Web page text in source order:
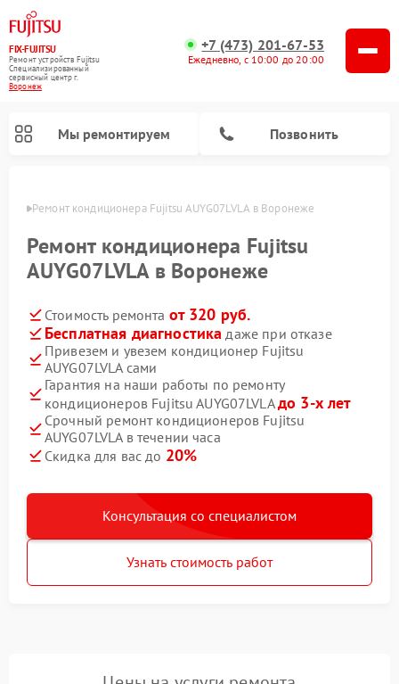
FIX-FUJITSU
Ремонт устройств Fujitsu
Специализированный
cервисный центр г.
Воронеж
+7 (473) 201-67-53
Ежедневно, с 10:00 до 20:00
Мы ремонтируем Позвонить
Ремонт кондиционера Fujitsu AUYG07LVLA в Воронеже
Ремонт кондиционера Fujitsu
AUYG07LVLA в Воронеже
Стоимость ремонта от 320 руб.
Бесплатная диагностика даже при отказе
Привезем и увезем кондиционер Fujitsu
AUYG07LVLA сами
Гарантия на наши работы по ремонту
кондиционеров Fujitsu AUYG07LVLAдо 3-х лет
Срочный ремонт кондиционеров Fujitsu
AUYG07LVLA в течении часа
Скидка для вас до 20%
Консультация со специалистом
Узнать стоимость работ